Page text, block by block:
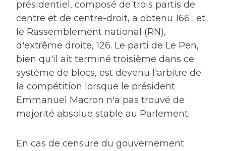
présidentiel, composé de trois partis de
centre et de centre-droit, a obtenu 166 ; et
le Rassemblement national (RN),
d'extrême droite, 126. Le parti de Le Pen,
bien qu'il ait terminé troisième dans ce
système de blocs, est devenu l'arbitre de
la compétition lorsque le président
Emmanuel Macron n'a pas trouvé de
majorité absolue stable au Parlement.
En cas de censure du gouvernement